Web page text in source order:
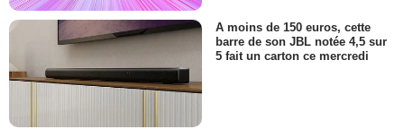
A moins de 150 euros, cette
barre de son JBL notée 4,5 sur
5 fait un carton ce mercredi